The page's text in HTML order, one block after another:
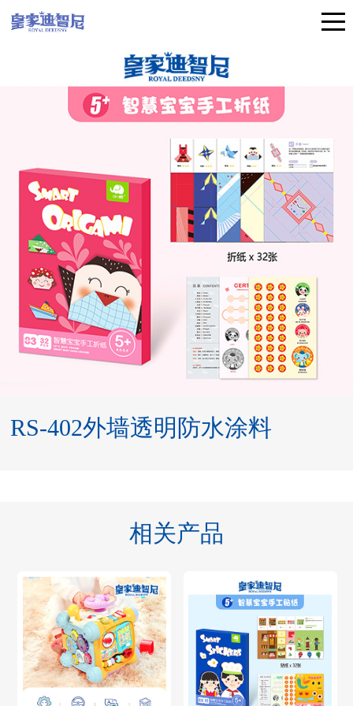
RS-402外墙透明防水涂料
相关产品